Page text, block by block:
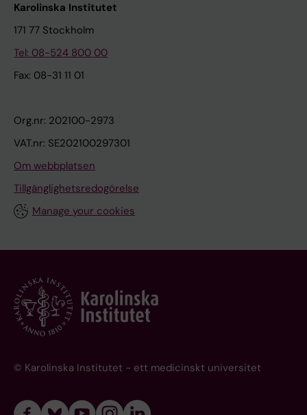
Karolinska Institutet
171 77 Stockholm
Tel: 08-524 800 00
Fax: 08-31 11 01
Org.nr: 202100-2973
VAT.nr: SE202100297301
Om webbplatsen
Tillgänglighetsredogörelse
Manage your cookies
© Karolinska Institutet - ett medicinskt universitet